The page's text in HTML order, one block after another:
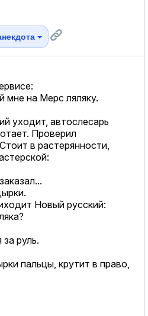
мне на Мерс ляляку.
уходит, автослесарь
Проверил
в растерянности,
Новый русский:
руль.
пальцы, крутит в право,